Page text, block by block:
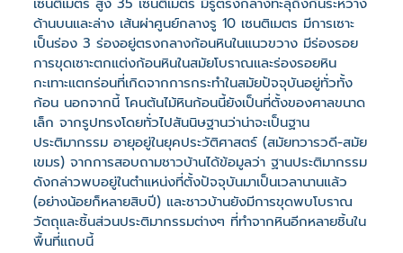
ด้านบนและล่าง เส้นผ่าศูนย์กลางรู 10 เซนติเมตร มีการเซาะ
เป็นร่อง 3 ร่องอยู่ตรงกลางก้อนหินในแนวขวาง มีร่องรอย
การขุดเซาะตกแต่งก้อนหินในสมัยโบราณและร่องรอยหิน
กะเทาะแตกร่อนที่เกิดจากการกระทำในสมัยปัจจุบันอยู่ทั่วทั้ง
ก้อน นอกจากนี้ โคนต้นไม้หินก้อนนี้ยังเป็นที่ตั้งของศาลขนาด
เล็ก จากรูปทรงโดยทั่วไปสันนิษฐานว่าน่าจะเป็นฐาน
ประติมากรรม อายุอยู่ในยุคประวัติศาสตร์ (สมัยทวารวดี-สมัย
เขมร) จากการสอบถามชาวบ้านได้ข้อมูลว่า ฐานประติมากรรม
ดังกล่าวพบอยู่ในตำแหน่งที่ตั้งปัจจุบันมาเป็นเวลานานแล้ว
(อย่างน้อยก็หลายสิบปี) และชาวบ้านยังมีการขุดพบโบราณ
วัตถุและชิ้นส่วนประติมากรรมต่างๆ ที่ทำจากหินอีกหลายชิ้นใน
พื้นที่แถบนี้